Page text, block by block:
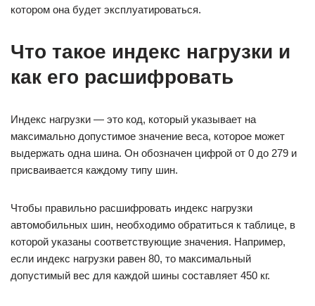
котором она будет эксплуатироваться.
Что такое индекс нагрузки и
как его расшифровать
Индекс нагрузки — это код, который указывает на
максимально допустимое значение веса, которое может
выдержать одна шина. Он обозначен цифрой от 0 до 279 и
присваивается каждому типу шин.
Чтобы правильно расшифровать индекс нагрузки
автомобильных шин, необходимо обратиться к таблице, в
которой указаны соответствующие значения. Например,
если индекс нагрузки равен 80, то максимальный
допустимый вес для каждой шины составляет 450 кг.